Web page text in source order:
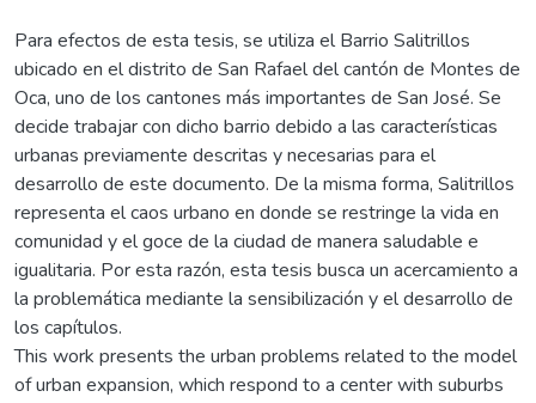
Para efectos de esta tesis, se utiliza el Barrio Salitrillos
ubicado en el distrito de San Rafael del cantón de Montes de
Oca, uno de los cantones más importantes de San José. Se
decide trabajar con dicho barrio debido a las características
urbanas previamente descritas y necesarias para el
desarrollo de este documento. De la misma forma, Salitrillos
representa el caos urbano en donde se restringe la vida en
comunidad y el goce de la ciudad de manera saludable e
igualitaria. Por esta razón, esta tesis busca un acercamiento a
la problemática mediante la sensibilización y el desarrollo de
los capítulos.
This work presents the urban problems related to the model
of urban expansion, which respond to a center with suburbs